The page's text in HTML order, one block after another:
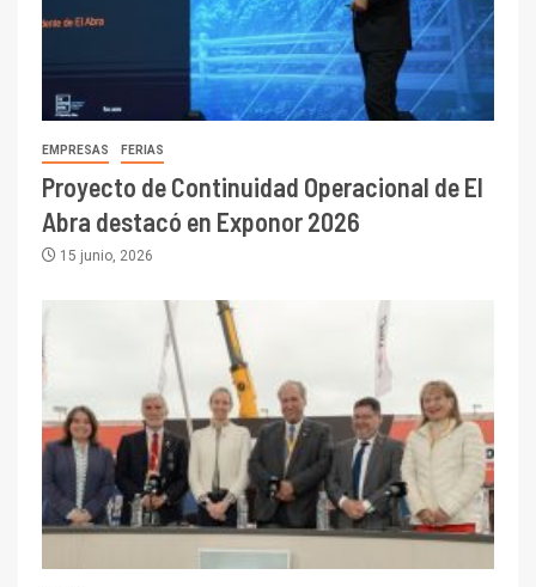
EMPRESAS FERIAS
Proyecto de Continuidad Operacional de El
Abra destacó en Exponor 2026
15 junio, 2026